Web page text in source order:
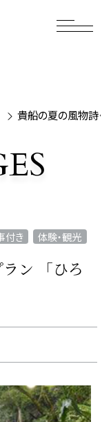
一覧
貴船の夏の風物詩・
ン 「ひろ
付き 体験・観光